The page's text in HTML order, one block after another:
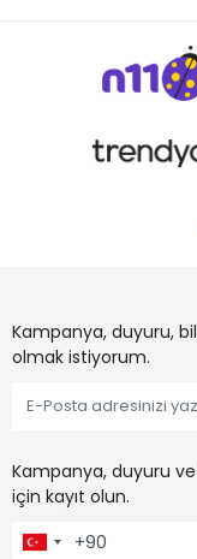
Kampanya, duyuru,
olmak istiyorum.
Kampanya, duyuru
için kayıt olun.